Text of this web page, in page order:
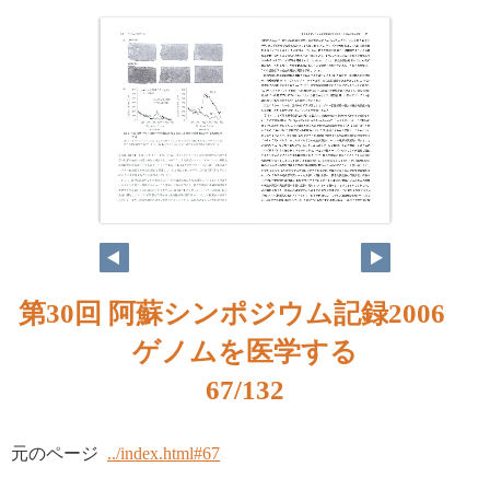
第30回 阿蘇シンポジウム記録2006
ゲノムを医学する
67/132
元のページ ../index.html#67